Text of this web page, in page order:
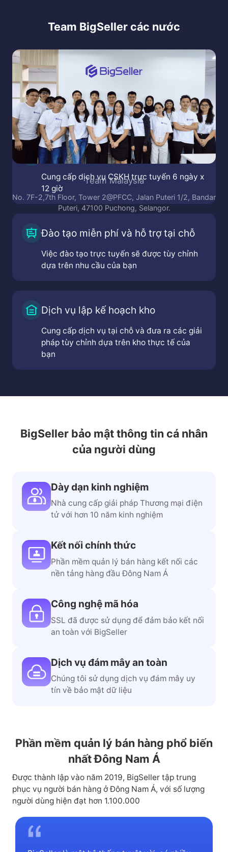
Team BigSeller các nước
Team Malaysia
No. 7F-2,7th Floor, Tower 2@PFCC, Jalan Puteri 1/2, Bandar
Puteri, 47100 Puchong, Selangor.
Dịch vụ CSKH trực tuyến
Cung cấp dịch vụ CSKH trực tuyến 6 ngày x
12 giờ
Đào tạo miễn phí và hỗ trợ tại chỗ
Việc đào tạo trực tuyến sẽ được tùy chỉnh
dựa trên nhu cầu của bạn
Dịch vụ lập kế hoạch kho
Cung cấp dịch vụ tại chỗ và đưa ra các giải
pháp tùy chỉnh dựa trên kho thực tế của
bạn
BigSeller bảo mật thông tin cá nhân
của người dùng
Dày dạn kinh nghiệm
Nhà cung cấp giải pháp Thương mại điện
tử với hơn 10 năm kinh nghiệm
Kết nối chính thức
Phần mềm quản lý bán hàng kết nối các
nền tảng hàng đầu Đông Nam Á
Công nghệ mã hóa
SSL đã được sử dụng để đảm bảo kết nối
an toàn với BigSeller
Dịch vụ đám mây an toàn
Chúng tôi sử dụng dịch vụ đám mây uy
tín về bảo mật dữ liệu
Phần mềm quản lý bán hàng phổ biến
nhất Đông Nam Á
Được thành lập vào năm 2019, BigSeller tập trung
phục vụ người bán hàng ở Đông Nam Á, với số lượng
người dùng hiện đạt hơn 1.100.000